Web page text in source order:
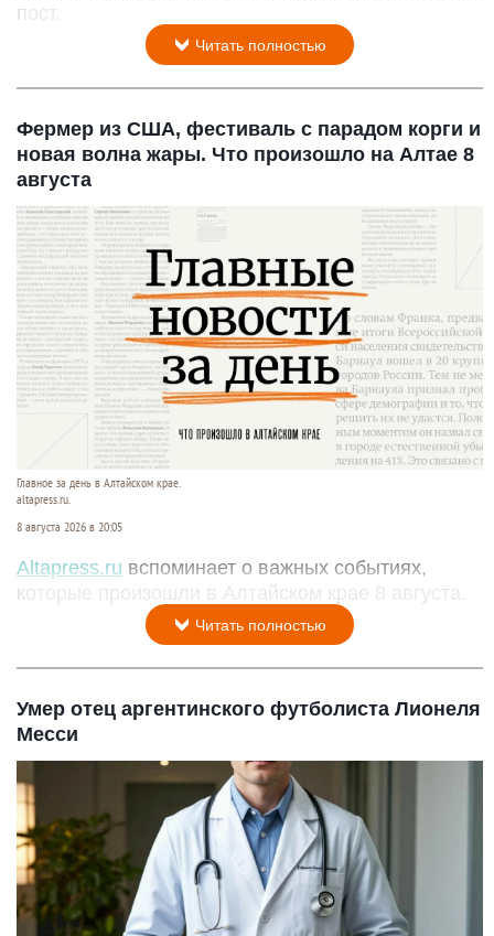
пост.
Читать полностью
Фермер из США, фестиваль с парадом корги и
новая волна жары. Что произошло на Алтае 8
августа
Главное за день в Алтайском крае.
altapress.ru.
8 августа 2026 в 20:05
Altapress.ru вспоминает о важных событиях,
которые произошли в Алтайском крае 8 августа.
Читать полностью
Умер отец аргентинского футболиста Лионеля
Месси